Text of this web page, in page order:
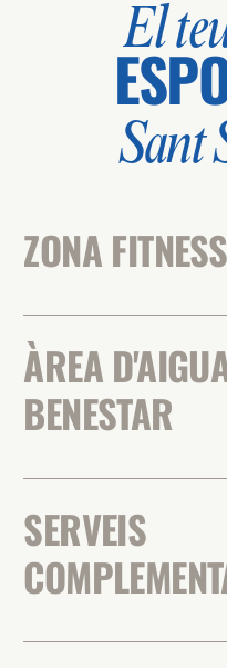
El
Sant
ZONA FITNESS
ÀREA
BENESTAR
SERVEIS